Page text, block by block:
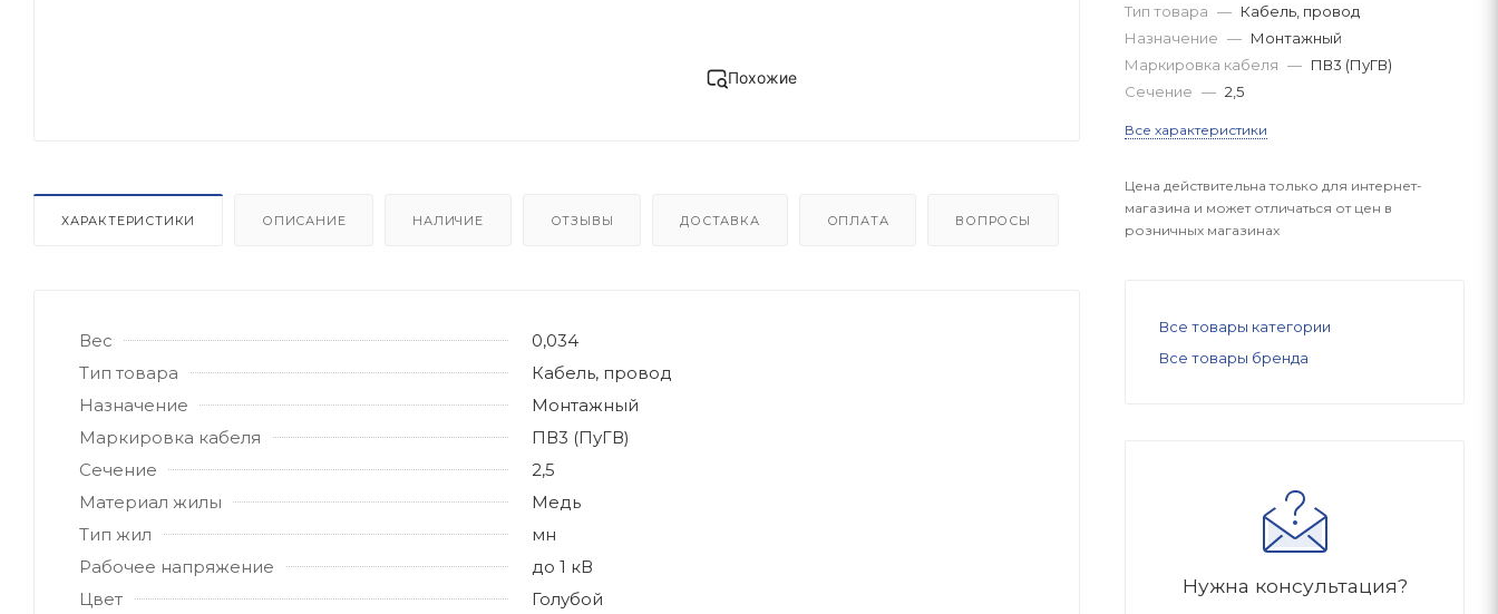
Похожие
ХАРАКТЕРИСТИКИ ОПИСАНИЕ НАЛИЧИЕ ОТЗЫВЫ ДОСТАВКА ОПЛАТА ВОПРОСЫ
Вес
0,034
Тип товара
Кабель, провод
Назначение
Монтажный
Маркировка кабеля
ПВ3 (ПуГВ)
Сечение
2,5
Материал жилы
Медь
Тип жил
мн
Рабочее напряжение
до 1 кВ
Цвет
Голубой
Тип товара — Кабель, провод
Назначение — Монтажный
Маркировка кабеля — ПВ3 (ПуГВ)
Сечение — 2,5
Все характеристики
Цена действительна только для интернет-
магазина и может отличаться от цен в
розничных магазинах
Все товары категории
Все товары бренда
Нужна консультация?